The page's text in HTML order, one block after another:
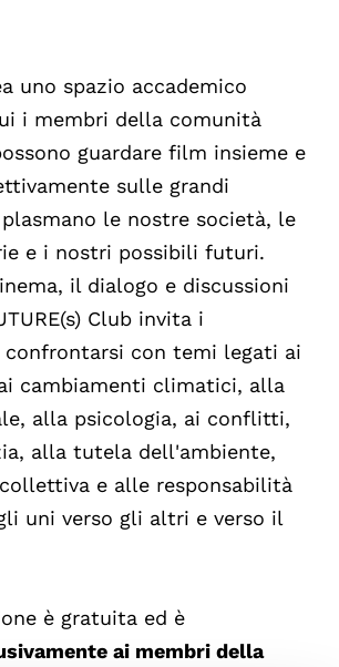
uno spazio accademico
i membri della comunità
guardare film insieme e
sulle grandi
le nostre società, le
e i nostri possibili futuri.
il dialogo e discussioni
Club invita i
confrontarsi con temi legati ai
cambiamenti climatici, alla
alla psicologia, ai conflitti,
alla tutela dell'ambiente,
e alle responsabilità
uni verso gli altri e verso il
è gratuita ed è
ai membri della